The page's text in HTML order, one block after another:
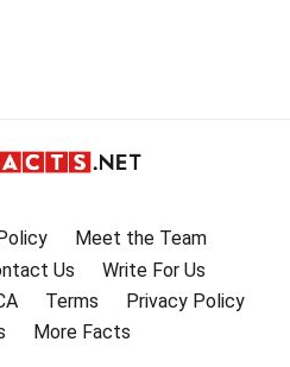
Meet the Team
Us
Write For Us
Terms
Privacy Policy
More Facts